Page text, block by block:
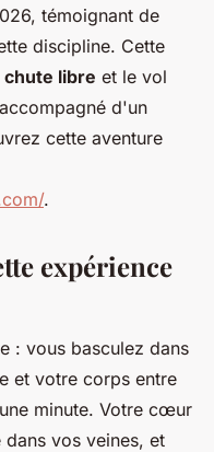
témoignant de
discipline. Cette
chute libre et le vol
d'un
cette aventure
.
expérience
: vous basculez dans
et votre corps entre
minute. Votre cœur
vos veines, et